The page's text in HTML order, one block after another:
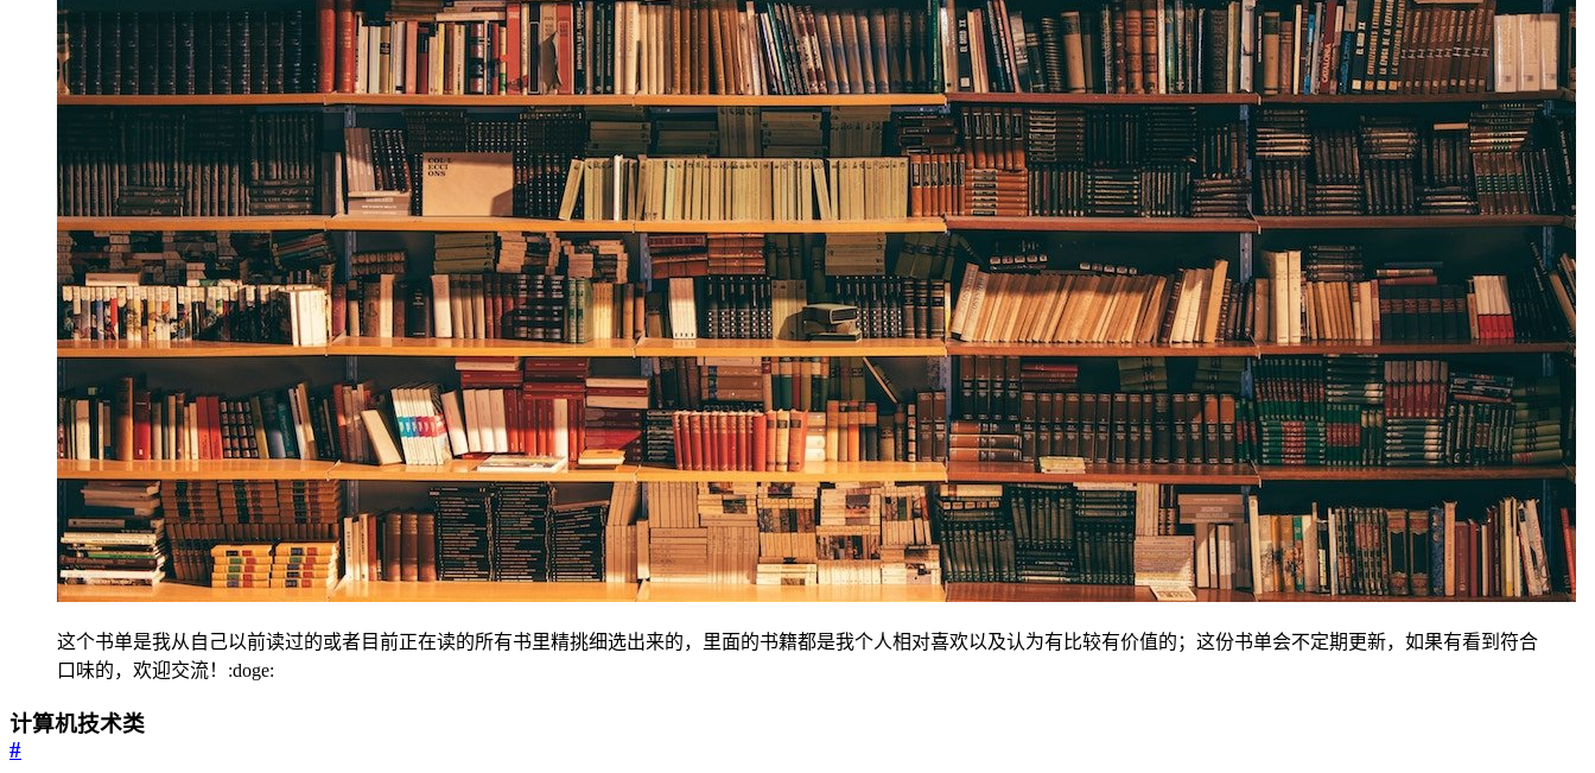
这个书单是我从自己以前读过的或者目前正在读的所有书里精挑细选出来的，里面的书籍都是我个人相对喜欢以及认为有比较有价值的；这份书单会不定期更新，如果有看到符合
口味的，欢迎交流！:doge:
计算机技术类
#